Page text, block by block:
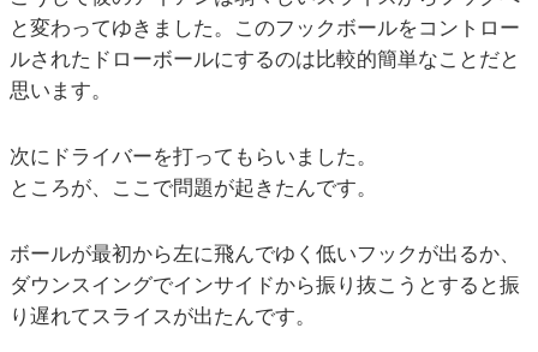
と変わってゆきました。このフックボールをコントロー
ルされたドローボールにするのは比較的簡単なことだと
思います。
次にドライバーを打ってもらいました。
ところが、ここで問題が起きたんです。
ボールが最初から左に飛んでゆく低いフックが出るか、
ダウンスイングでインサイドから振り抜こうとすると振
り遅れてスライスが出たんです。